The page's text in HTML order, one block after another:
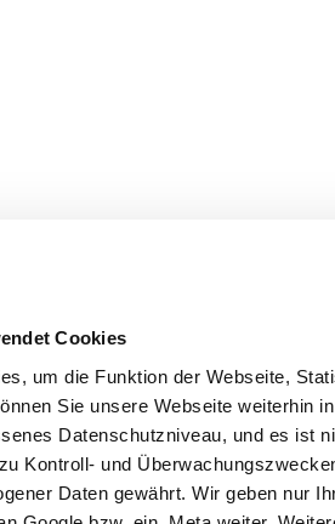
Cookies
um die Funktion der Webseite,
Sie unsere Webseite weiterhin
Datenschutzniveau, und es ist
Kontroll- und
Daten gewährt. Wir geben nur